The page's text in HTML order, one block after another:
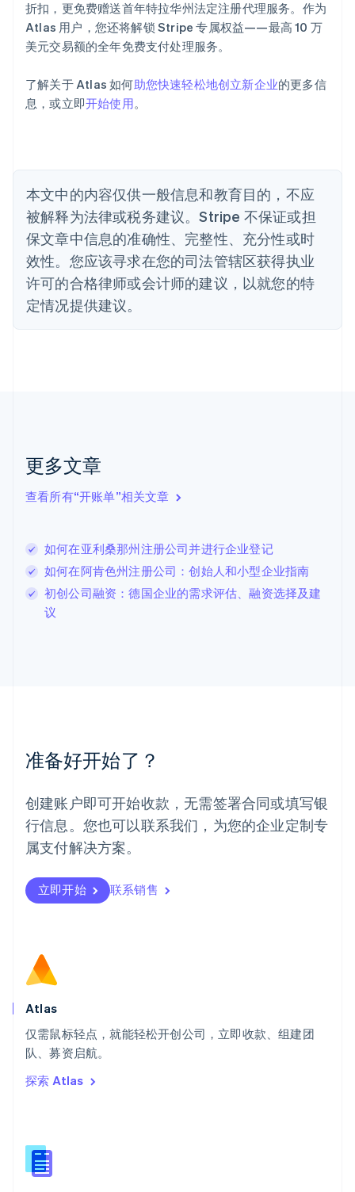
折扣，更免费赠送首年特拉华州法定注册代理服务。作为
Atlas 用户，您还将解锁 Stripe 专属权益——最高 10 万
美元交易额的全年免费支付处理服务。
了解关于 Atlas 如何助您快速轻松地创立新企业的更多信
息，或立即开始使用。
本文中的内容仅供一般信息和教育目的，不应
被解释为法律或税务建议。Stripe 不保证或担
保文章中信息的准确性、完整性、充分性或时
效性。您应该寻求在您的司法管辖区获得执业
许可的合格律师或会计师的建议，以就您的特
定情况提供建议。
更多文章
查看所有“开账单”相关文章
如何在亚利桑那州注册公司并进行企业登记
如何在阿肯色州注册公司：创始人和小型企业指南
初创公司融资：德国企业的需求评估、融资选择及建
议
准备好开始了？
创建账户即可开始收款，无需签署合同或填写银
行信息。您也可以联系我们，为您的企业定制专
属支付解决方案。
立即开始 联系销售
Atlas
仅需鼠标轻点，就能轻松开创公司，立即收款、组建团
队、募资启航。
探索 Atlas
English
奥地利
Deutsch English
澳大利亚
巴西
PortuguêsEnglish
English
丹麦
English
德国
DeutschEnglish
法国
FrançaisEnglish
芬兰
EnglishSvenska
English Italiano
拉脱维亚
立陶宛
DeutschEnglish
卢森堡
Français Deutsch English
罗马尼亚
English
挪威
葡萄牙
Português English
日本
日本語English
瑞典
瑞士
DeutschFrançais
English
斯洛文尼亚
泰国
ไทยEnglish
希腊
English
西班牙
新西兰
English
匈牙利